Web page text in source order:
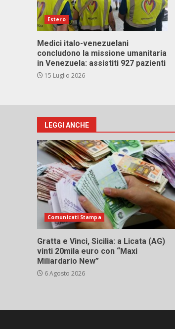
Estero
Medici italo-venezuelani
concludono la missione umanitaria
in Venezuela: assistiti 927 pazienti
15 Luglio 2026
LEGGI ANCHE
Comunicati Stampa
Gratta e Vinci, Sicilia: a Licata (AG)
vinti 20mila euro con “Maxi
Miliardario New”
6 Agosto 2026